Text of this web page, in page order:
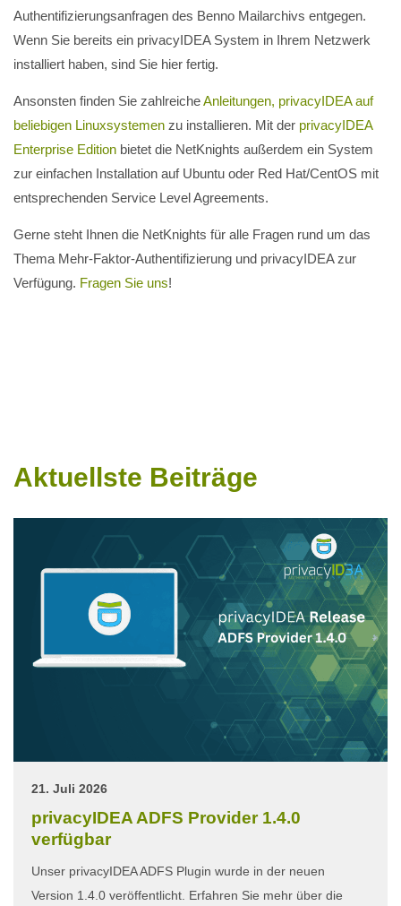
Authentifizierungsanfragen des Benno Mailarchivs entgegen.
Wenn Sie bereits ein privacyIDEA System in Ihrem Netzwerk
installiert haben, sind Sie hier fertig.
Ansonsten finden Sie zahlreicheAnleitungen, privacyIDEA auf
beliebigen Linuxsystemen zu installieren. Mit der privacyIDEA
Enterprise Edition bietet die NetKnights außerdem ein System
zur einfachen Installation auf Ubuntu oder Red Hat/CentOS mit
entsprechenden Service Level Agreements.
Gerne steht Ihnen die NetKnights für alle Fragen rund um das
Thema Mehr-Faktor-Authentifizierung und privacyIDEA zur
Verfügung. Fragen Sie uns!
Aktuellste Beiträge
21. Juli 2026
privacyIDEA ADFS Provider 1.4.0
verfügbar
Unser privacyIDEA ADFS Plugin wurde in der neuen
Version 1.4.0 veröffentlicht. Erfahren Sie mehr über die